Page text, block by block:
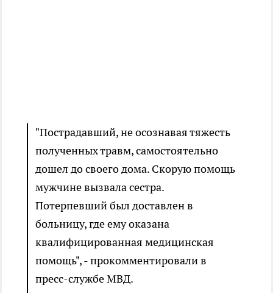
"Пострадавший, не осознавая тяжесть
полученных травм, самостоятельно
дошел до своего дома. Скорую помощь
мужчине вызвала сестра.
Потерпевший был доставлен в
больницу, где ему оказана
квалифицированная медицинская
помощь", - прокомментировали в
пресс-службе МВД.